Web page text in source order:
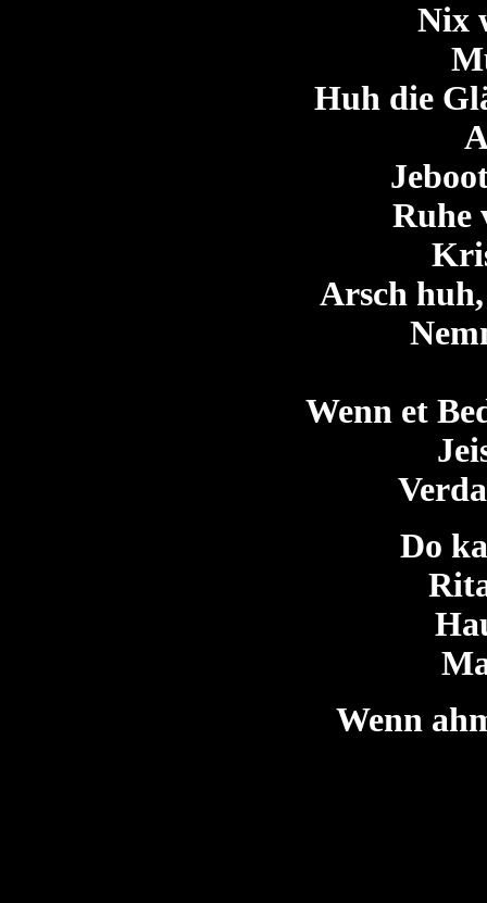
Nix
Huh die
Ruhe
Arsch
Wenn et
Do
Wenn